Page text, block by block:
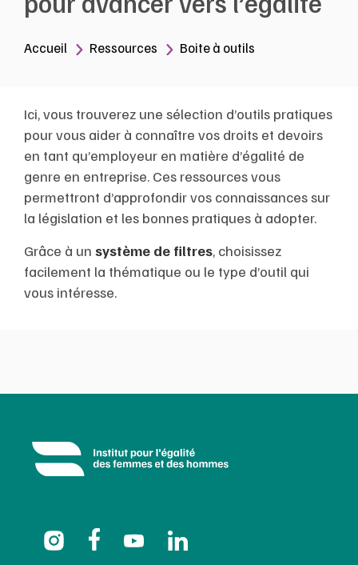
Accueil Ressources Boite à outils
Ici, vous trouverez une sélection d’outils pratiques
pour vous aider à connaître vos droits et devoirs
en tant qu’employeur en matière d’égalité de
genre en entreprise. Ces ressources vous
permettront d’approfondir vos connaissances sur
la législation et les bonnes pratiques à adopter.
Grâce à un système de filtres, choisissez
facilement la thématique ou le type d’outil qui
vous intéresse.